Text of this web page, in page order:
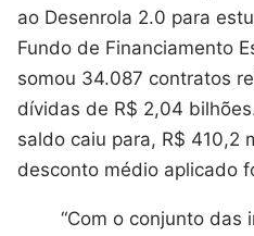
ao Desenrola 2.0 para
Fundo de Financiamento
somou 34.087 contratos
dívidas de R$ 2,04
saldo caiu para, R$ 410,2
desconto médio aplicado
“Com o conjunto das